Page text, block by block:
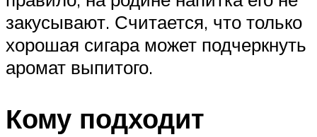
закусывают. Считается, что только
хорошая сигара может подчеркнуть
аромат выпитого.
Кому подходит